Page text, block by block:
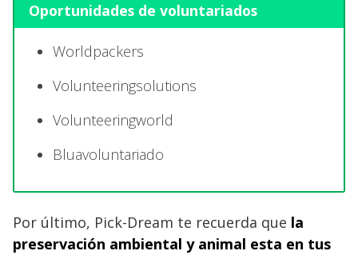
Oportunidades de voluntariados
Worldpackers
Volunteeringsolutions
Volunteeringworld
Bluavoluntariado
Por último, Pick-Dream te recuerda que la
preservación ambiental y animal esta en tus